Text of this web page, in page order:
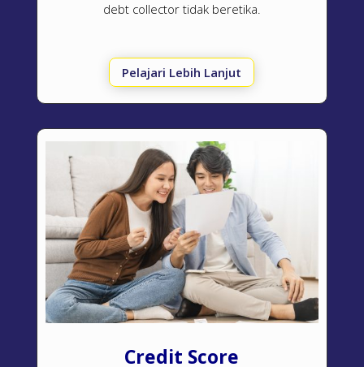
debt collector tidak beretika.
Pelajari Lebih Lanjut
Credit Score